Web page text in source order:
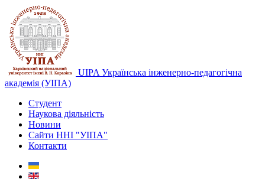
UIPA Українська інженерно-педагогічна
академія (УІПА)
Студент
Наукова діяльність
Новини
Сайти ННІ "УІПА"
Контакти